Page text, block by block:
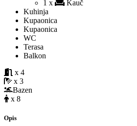
1 x
Kauč
Kuhinja
Kupaonica
Kupaonica
WC
Terasa
Balkon
x 4
x 3
Bazen
x 8
Opis